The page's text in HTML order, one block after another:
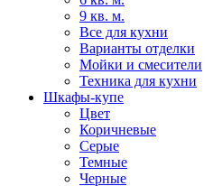
9 кв. м.
Все для кухни
Варианты отделки
Мойки и смесители
Техника для кухни
Шкафы-купе
Цвет
Коричневые
Серые
Темные
Черные